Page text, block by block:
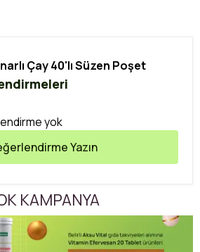
Çay 40'lı Süzen Poşet
yok
Yazın
KAMPANYA